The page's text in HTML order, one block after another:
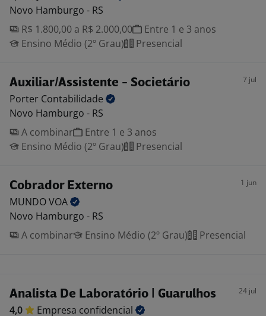
Novo Hamburgo - RS
R$ 1.800,00 a R$ 2.000,00
Entre 1 e 3 anos
Ensino Médio (2º Grau)
Presencial
Auxiliar/Assistente - Societário 7 jul
Porter Contabilidade
Novo Hamburgo - RS
A combinar
Entre 1 e 3 anos
Ensino Médio (2º Grau)
Presencial
Cobrador Externo 1 jun
MUNDOVOA
Novo Hamburgo - RS
A combinar
Ensino Médio (2º Grau) Presencial
Analista De Laboratório | Guarulhos 24 jul
4,0 Empresa confidencial